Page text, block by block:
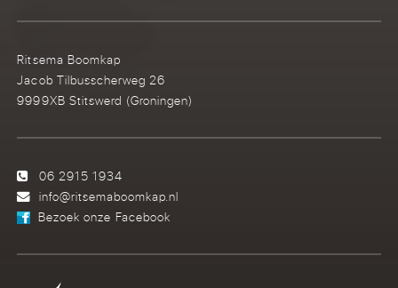
Ritsema Boomkap
Jacob Tilbusscherweg 26
9999XB Stitswerd (Groningen)
06 2915 1934
info@ritsemaboomkap.nl
Bezoek onze Facebook